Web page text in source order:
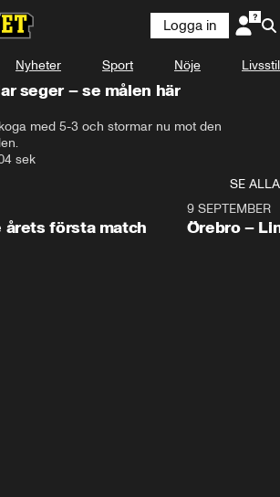
Logga in
Nyheter Sport Nöje Livsstil
seger – se målen här
med 5-3 och stormar nu mot den
sek
SE ALLA
första match
Plus
9 SEPTEMBER
Örebro –